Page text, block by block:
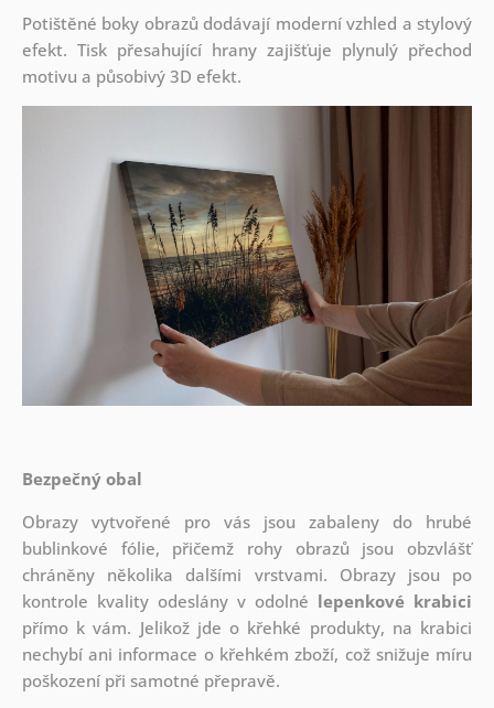
Potištěné boky obrazů dodávají moderní vzhled a stylový
efekt. Tisk přesahující hrany zajišťuje plynulý přechod
motivu a působivý 3D efekt.
Bezpečný obal
Obrazy vytvořené pro vás jsou zabaleny do hrubé
bublinkové fólie, přičemž rohy obrazů jsou obzvlášť
chráněny několika dalšími vrstvami. Obrazy jsou po
kontrole kvality odeslány v odolné lepenkové krabici
přímo k vám. Jelikož jde o křehké produkty, na krabici
nechybí ani informace o křehkém zboží, což snižuje míru
poškození při samotné přepravě.